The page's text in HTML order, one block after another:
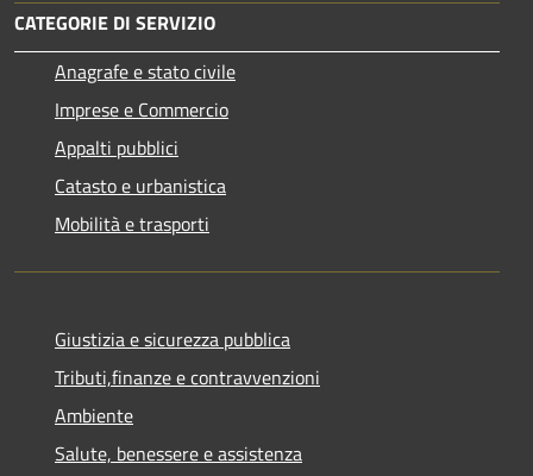
CATEGORIE DI SERVIZIO
Anagrafe e stato civile
Imprese e Commercio
Appalti pubblici
Catasto e urbanistica
Mobilità e trasporti
Giustizia e sicurezza pubblica
Tributi,finanze e contravvenzioni
Ambiente
Salute, benessere e assistenza